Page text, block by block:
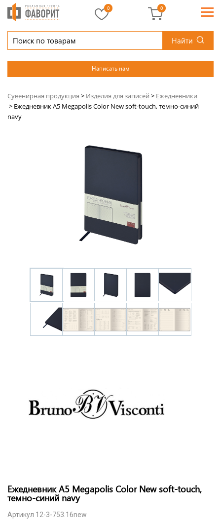
Найти
Написать нам
0 0
Сувенирная продукция > Изделия для записей > Ежедневники
> Ежедневник А5 Megapolis Color New soft-touch, темно-синий
navy
Ежедневник А5 Megapolis Color New soft-touch,
темно-синий navy
Артикул 12-3-753.16new